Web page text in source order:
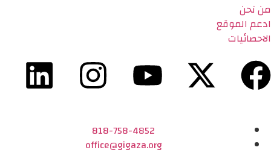
من نحن
ادعم الموقع
الاحصائيات
818-758-4852
office@gigaza.org